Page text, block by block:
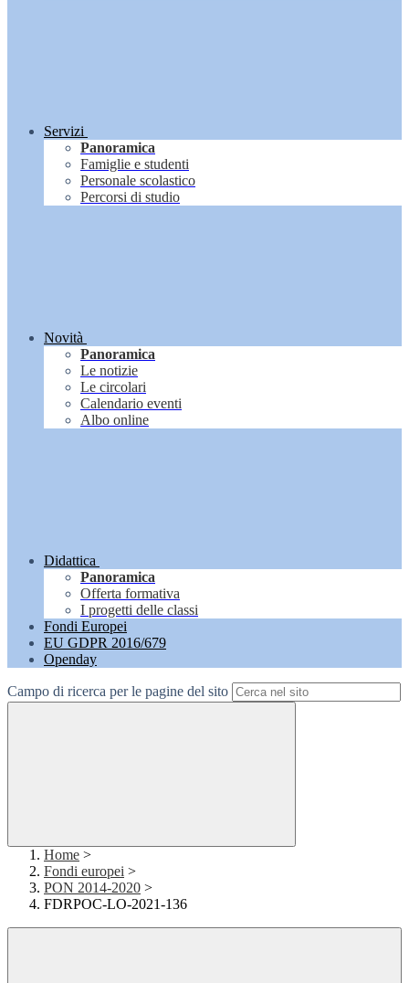
Servizi
Panoramica
Famiglie e studenti
Personale scolastico
Percorsi di studio
Novità
Panoramica
Le notizie
Le circolari
Calendario eventi
Albo online
Didattica
Panoramica
Offerta formativa
I progetti delle classi
Fondi Europei
EU GDPR 2016/679
Openday
Campo di ricerca per le pagine del sito
Home >
Fondi europei >
PON 2014-2020 >
FDRPOC-LO-2021-136